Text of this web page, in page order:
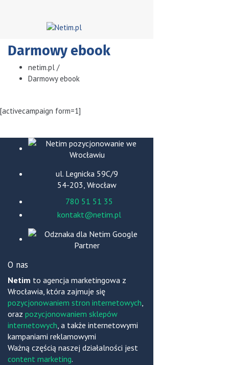
Darmowy ebook
netim.pl /
Darmowy ebook
[activecampaign form=1]
ul. Legnicka 59C/9
54-203, Wrocław
780 51 51 35
kontakt@netim.pl
O nas
Netim to agencja marketingowa z
Wrocławia, która zajmuje się
pozycjonowaniem stron internetowych,
oraz pozycjonowaniem sklepów
internetowych, a także internetowymi
kampaniami reklamowymi
Ważną częścią naszej działalności jest
content marketing.